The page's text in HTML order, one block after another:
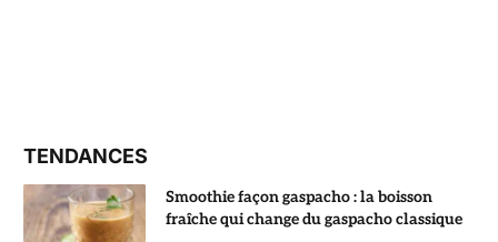
TENDANCES
Smoothie façon gaspacho : la boisson
fraîche qui change du gaspacho classique